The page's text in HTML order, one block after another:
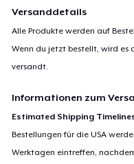
Versanddetails
Alle Produkte werden auf
Wenn du jetzt bestellt, wird es
versandt.
Informationen zum
Estimated Shipping
Bestellungen für die USA
Werktagen eintreffen,